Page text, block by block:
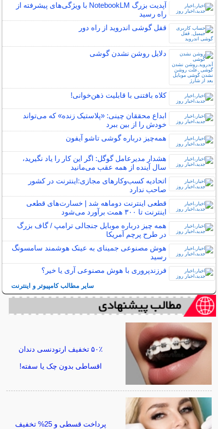
آپدیت بزرگ NotebookLM با ویژگی‌های پیشرفته از
راه رسید
قفل گوشی اندروید از راه دور
دلایل روشن نشدن گوشی
کلاه بافتنی با قابلیت ذهن‌خوانی!
ابداع محققان چینی: «پلاستیک زنده» که می‌تواند
خودش را از بین ببرد
همه‌چیز درباره گوشی تاشو آیفون
هشدار مدیرعامل گوگل: اگر این کار را یاد نگیرید،
سال آینده از همه عقب می‌مانید
اتحادیه کسب‌وکارهای مجازی:اینترنت در کشور
صاحب ندارد
قطعی اینترنت دوماهه شد | خسارت‌های قطعی
اینترنت تا ۳۰۰ همت برآورد می‌شود
همه چیز درباره موبایل جنجالی ترامپ / گاف بزرگ
در طرح پرچم آمریکا
هوش مصنوعی جمینای به عینک هوشمند سامسونگ
رسید
فرزندپروری با هوش مصنوعی آری یا خیر؟
سایر مطالب کامپیوتر و اینترنت
۵۰٪ تخفیف ارتودنسی دندان
اقساطی بدون چک یا سفته!
پرداخت قسطی و 25% تخفیف